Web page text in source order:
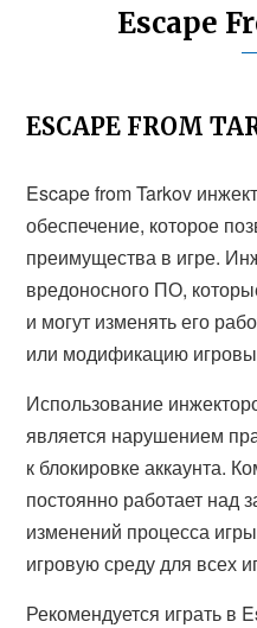
Escape
ESCAPE FROM
Escape from Tarkov
обеспечение, которое
преимущества в игре.
вредоносного ПО,
и могут изменять его
или модификацию
Использование
является нарушением
к блокировке аккаунта.
постоянно работает над
изменений процесса
игровую среду для всех
Рекомендуется играть в